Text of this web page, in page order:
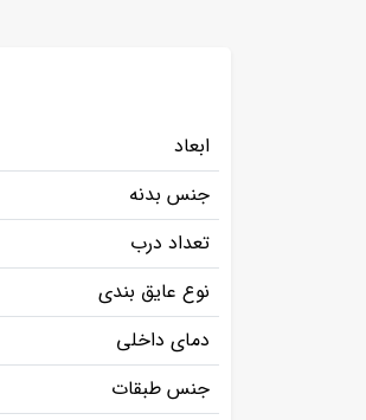
ابعاد
جنس بدنه
تعداد درب
نوع عایق بندی
دمای داخلی
جنس طبقات